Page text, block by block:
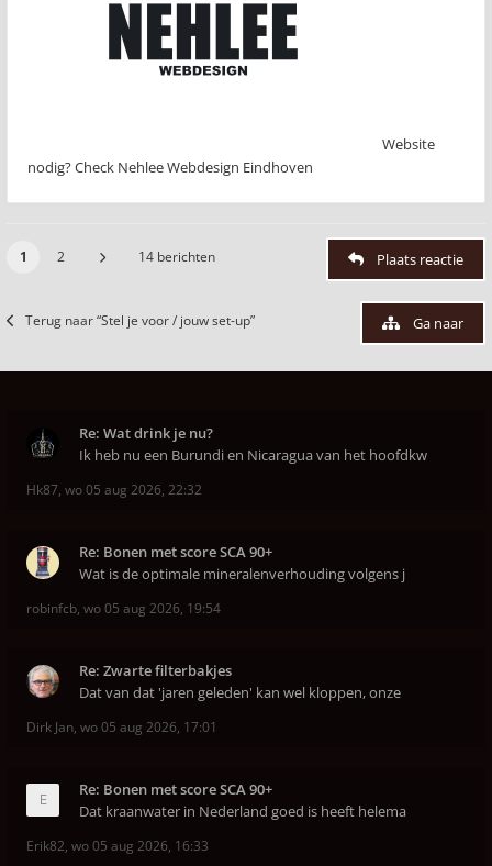
Website
nodig? Check Nehlee Webdesign Eindhoven
1 2 14 berichten Plaats reactie
Terug naar “Stel je voor / jouw set-up” Ga naar
Re: Wat drink je nu?
Ik heb nu een Burundi en Nicaragua van het hoofdkw
Hk87, wo 05 aug 2026, 22:32
Re: Bonen met score SCA 90+
Wat is de optimale mineralenverhouding volgens j
robinfcb, wo 05 aug 2026, 19:54
Re: Zwarte filterbakjes
Dat van dat 'jaren geleden' kan wel kloppen, onze
Dirk Jan, wo 05 aug 2026, 17:01
Re: Bonen met score SCA 90+
Dat kraanwater in Nederland goed is heeft helema
Erik82, wo 05 aug 2026, 16:33